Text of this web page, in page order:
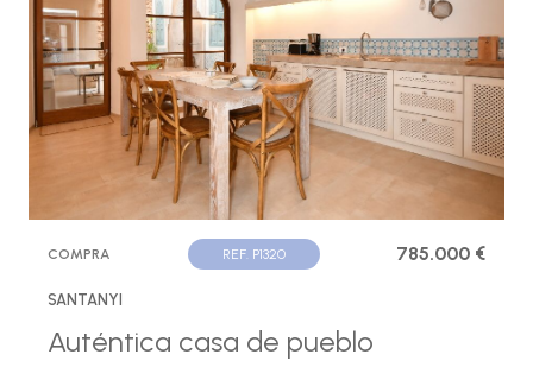
COMPRA REF. P1320 785.000 €
SANTANYI
Auténtica casa de pueblo